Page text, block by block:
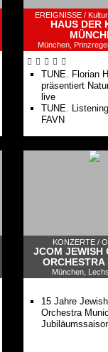
EREIGNISSE /
HAUS DER
München,
TUNE. Florian
präsentiert
live
TUNE.
FAVN
KONZERTE /
JCOM JEWISH
ORCHESTRA
München,
15 Jahre
Orchestra